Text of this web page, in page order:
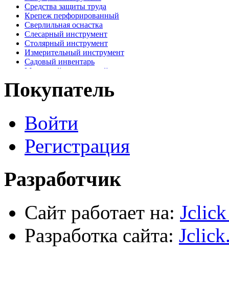
Средства защиты труда
Крепеж перфорированный
Сверлильная оснастка
Слесарный инструмент
Столярный инструмент
Измерительный инструмент
Садовый инвентарь
Малярный, отделочный инструмент
Наждачная бумага
Хозтовары
Электрика, осветительное оборудование
Пена и герметики
Автомобильный инструмент
Сварочное оборудование
Силовое оборудование
Покупатель
Войти
Регистрация
Разработчик
Сайт работает на:
Разработка сайта: